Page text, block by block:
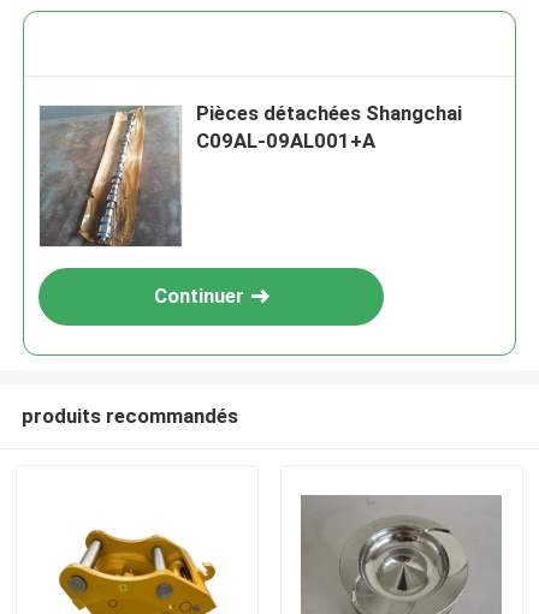
Pièces détachées Shangchai
C09AL-09AL001+A
Continuer
produits recommandés